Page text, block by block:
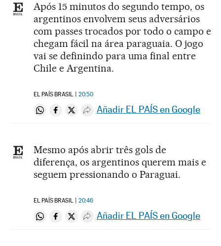
Após 15 minutos do segundo tempo, os
argentinos envolvem seus adversários
com passes trocados por todo o campo e
chegam fácil na área paraguaia. O jogo
vai se definindo para uma final entre
Chile e Argentina.
EL PAÍS BRASIL 20:50
Compartir en Whatsapp
Compartir en Facebook
Compartir en Twitter
Desplegar Redes Sociales
Añadir EL PAÍS en Google
Mesmo após abrir três gols de
diferença, os argentinos querem mais e
seguem pressionando o Paraguai.
EL PAÍS BRASIL 20:46
Compartir en Whatsapp
Compartir en Facebook
Compartir en Twitter
Desplegar Redes Sociales
Añadir EL PAÍS en Google